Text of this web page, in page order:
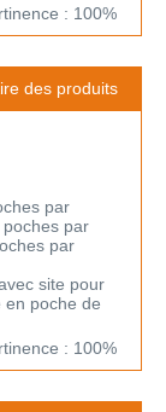
: 100%
des produits
par
par
par
site pour
en poche de
: 100%